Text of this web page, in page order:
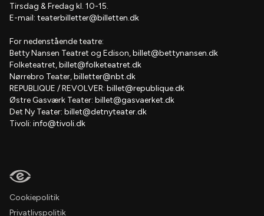
Tirsdag & Fredag kl. 10-15.
E-mail: teaterbilletter@billetten.dk
For nedenstående teatre:
Betty Nansen Teatret og Edison,billet@bettynansen.dk
Folketeatret,billet@folketeatret.dk
Nørrebro Teater,billetter@nbt.dk
REPUBLIQUE / REVOLVER: billet@republique.dk
Østre Gasværk Teater: billet@gasvaerket.dk
Det Ny Teater: billet@detnyteater.dk
Tivoli: info@tivoli.dk
Cookiepolitik
Privatlivspolitik